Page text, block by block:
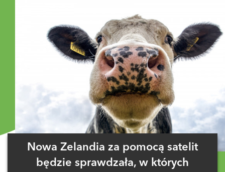
Nowa Zelandia za pomocą satelit
będzie sprawdzała, w których